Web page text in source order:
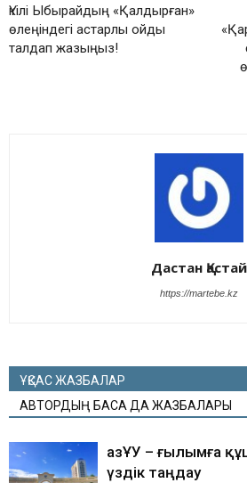
Үкілі Ыбырайдың «Қалдырған»
өлеңіндегі астарлы ойды
талдап жазыңыз!
Дастан Қастай
https://martebe.kz
ҰҚСАС ЖАЗБАЛАР
АВТОРДЫҢ БАСҚА ДА ЖАЗБАЛАРЫ
ҚазҰУ – ғылымға
үздік таңдау